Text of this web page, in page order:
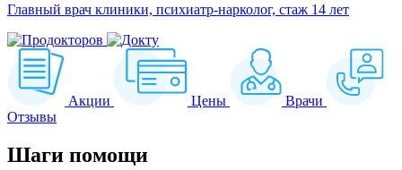
Главный врач клиники, психиатр-нарколог, стаж 14 лет
Акции Цены
Врачи
Отзывы
Шаги помощи